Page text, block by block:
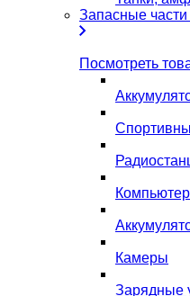
Запасные
Посмотреть
Камеры
Зарядные